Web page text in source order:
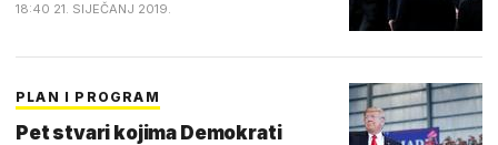
18:40 21. SIJEČANJ 2019.
PLAN I PROGRAM
Pet stvari kojima Demokrati